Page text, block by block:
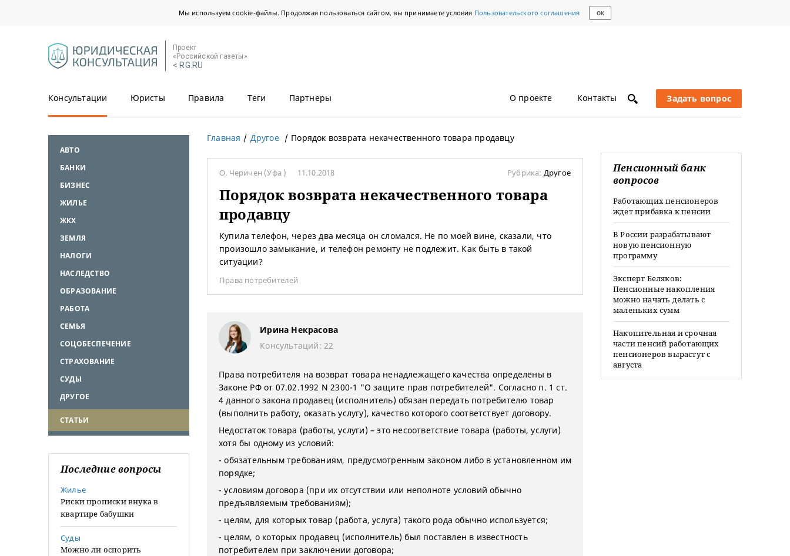
Мы используем cookie-файлы. Продолжая пользоваться сайтом, вы принимаете условия Пользовательского соглашения ОК
Проект
«Российской газеты»
< RG.RU
Консультации Юристы Правила Теги Партнеры О проекте Контакты Задать вопрос
АВТО
БАНКИ
БИЗНЕС
ЖИЛЬЕ
ЖКХ
ЗЕМЛЯ
НАЛОГИ
НАСЛЕДСТВО
ОБРАЗОВАНИЕ
РАБОТА
СЕМЬЯ
СОЦОБЕСПЕЧЕНИЕ
СТРАХОВАНИЕ
СУДЫ
ДРУГОЕ
СТАТЬИ
Последние вопросы
Жилье
Риски прописки внука в
квартире бабушки
Суды
Можно ли оспорить
Главная Другое Порядок возврата некачественного товара продавцу
О. Черичен (Уфа ) 11.10.2018 Рубрика: Другое
Порядок возврата некачественного товара
продавцу
Купила телефон, через два месяца он сломался. Не по моей вине, сказали, что
произошло замыкание, и телефон ремонту не подлежит. Как быть в такой
ситуации?
Права потребителей
Ирина Некрасова
Консультаций: 22
Права потребителя на возврат товара ненадлежащего качества определены в
Законе РФ от 07.02.1992 N 2300-1 "О защите прав потребителей". Согласно п. 1 ст.
4 данного закона продавец (исполнитель) обязан передать потребителю товар
(выполнить работу, оказать услугу), качество которого соответствует договору.
Недостаток товара (работы, услуги) – это несоответствие товара (работы, услуги)
хотя бы одному из условий:
- обязательным требованиям, предусмотренным законом либо в установленном им
порядке;
- условиям договора (при их отсутствии или неполноте условий обычно
предъявляемым требованиям);
- целям, для которых товар (работа, услуга) такого рода обычно используется;
- целям, о которых продавец (исполнитель) был поставлен в известность
потребителем при заключении договора;
Пенсионный банк
вопросов
Работающих пенсионеров
ждет прибавка к пенсии
В России разрабатывают
новую пенсионную
программу
Эксперт Беляков:
Пенсионные накопления
можно начать делать с
маленьких сумм
Накопительная и срочная
части пенсий работающих
пенсионеров вырастут с
августа